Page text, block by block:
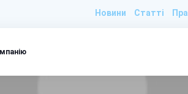
Новини Статті